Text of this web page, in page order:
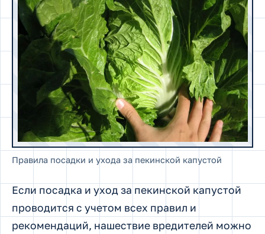
Правила посадки и ухода за пекинской капустой
Если посадка и уход за пекинской капустой
проводится с учетом всех правил и
рекомендаций, нашествие вредителей можно